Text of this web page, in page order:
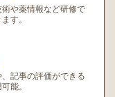
や薬情報など研修で
す。
記事の評価ができる
能。